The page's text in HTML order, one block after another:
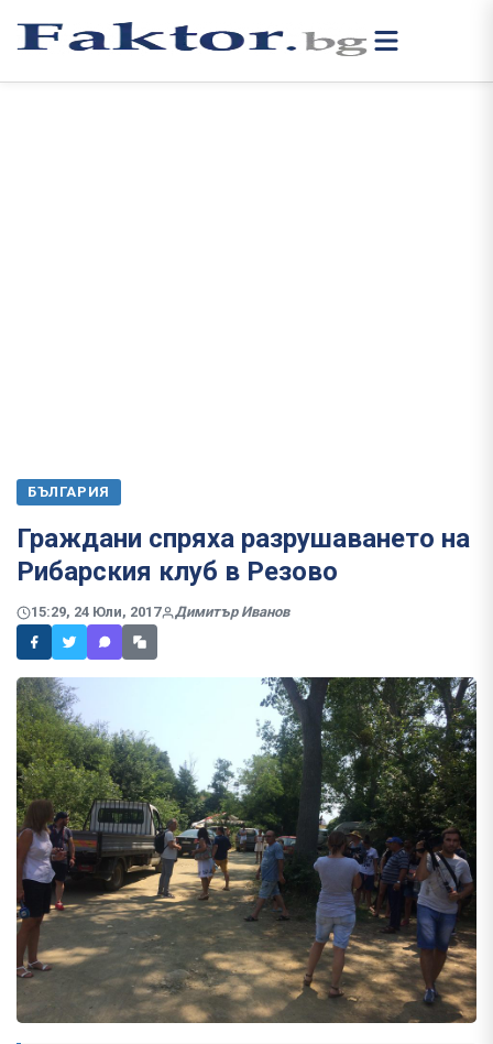
БЪЛГАРИЯ
Граждани спряха разрушаването на
Рибарския клуб в Резово
15:29, 24 Юли, 2017 Димитър Иванов